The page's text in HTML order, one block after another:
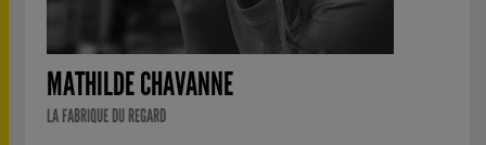
MATHILDE CHAVANNE
LA FABRIQUE DU REGARD